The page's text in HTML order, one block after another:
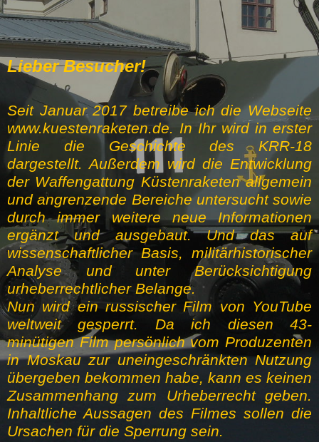
Lieber Besucher!
Seit Januar 2017 betreibe ich die Webseite
www.kuestenraketen.de. In Ihr wird in erster
Linie die Geschichte des KRR-18
dargestellt. Außerdem wird die Entwicklung
der Waffengattung Küstenraketen allgemein
und angrenzende Bereiche untersucht sowie
durch immer weitere neue Informationen
ergänzt und ausgebaut. Und das auf
wissenschaftlicher Basis, militärhistorischer
Analyse und unter Berücksichtigung
urheberrechtlicher Belange.
Nun wird ein russischer Film von YouTube
weltweit gesperrt. Da ich diesen 43-
minütigen Film persönlich vom Produzenten
in Moskau zur uneingeschränkten Nutzung
übergeben bekommen habe, kann es keinen
Zusammenhang zum Urheberrecht geben.
Inhaltliche Aussagen des Filmes sollen die
Ursachen für die Sperrung sein.